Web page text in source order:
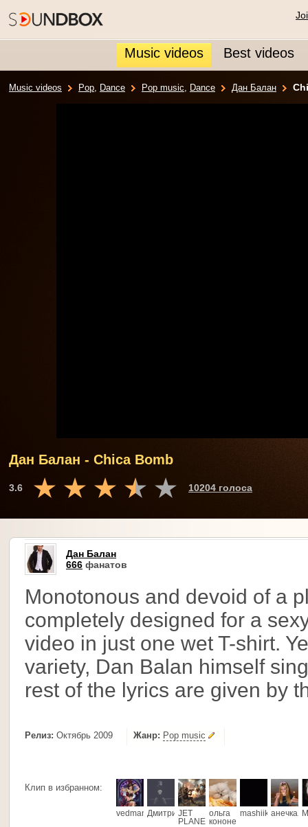
Music videos Best videos
Music videos Pop, Dance Pop music, Dance Дан Балан
Дан Балан - Chica Bomb
3.6 10204 голоса
Дан Балан
666 фанатов
Monotonous and devoid of a
completely designed for a
video in just one wet T-shirt.
variety, Dan Balan himself
rest of the lyrics are given by
Релиз: Октябрь 2009 Жанр: Pop music
Клип в избранном:
vedmaniyaДмитрийJET
PLANES
ольга
кононенко
mashiik